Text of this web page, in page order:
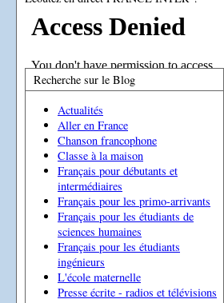
Recherche sur le Blog
Actualités
Aller en France
Chanson francophone
Classe à la maison
Français pour débutants et
intermédiaires
Français pour les primo-arrivants
Français pour les étudiants de
sciences humaines
Français pour les étudiants
ingénieurs
L'école maternelle
Presse écrite - radios et télévisions